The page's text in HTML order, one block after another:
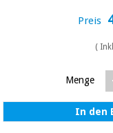
Preis
(
Menge
In den